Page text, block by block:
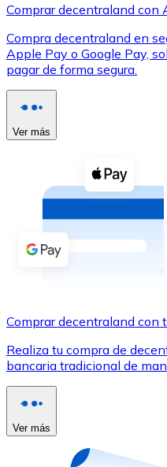
XRP
XRP
Ver todo
Compra
Comprar con efectivo
Transferencia SEPA
Utiliza tarjetas Visa y
Comprar con tarjeta
Comprar decentraland con
Compra decentraland en
Apple Pay o Google Pay,
pagar de forma segura.
Ver más
Comprar decentraland con
Realiza tu compra de
bancaria tradicional de
Ver más